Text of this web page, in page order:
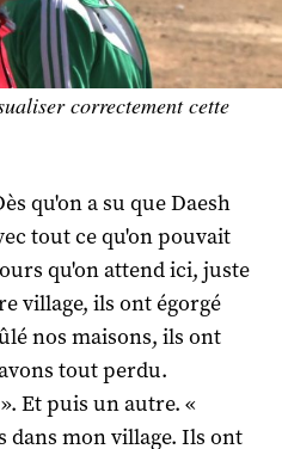
correctement cette
qu'on a su que Daesh
tout ce qu'on pouvait
qu'on attend ici, juste
village, ils ont égorgé
nos maisons, ils ont
tout perdu.
Et puis un autre. «
dans mon village. Ils ont